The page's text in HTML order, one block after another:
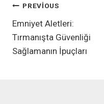
YAZI
GEZINMESI
PREVIOUS
Emniyet Aletleri:
Tırmanışta Güvenliği
Sağlamanın İpuçları